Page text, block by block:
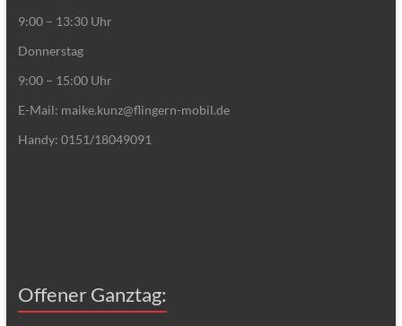
9:00 – 13:30 Uhr
Donnerstag
9:00 – 15:00 Uhr
E-Mail: maike.kunz@flingern-mobil.de
Handy: 0151/18049091
Offener Ganztag: